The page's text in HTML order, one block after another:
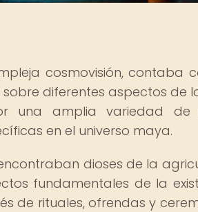
cosmovisión, contaba
diferentes aspectos de
una amplia variedad de
en el universo maya.
dioses de la
fundamentales de la
de rituales, ofrendas y